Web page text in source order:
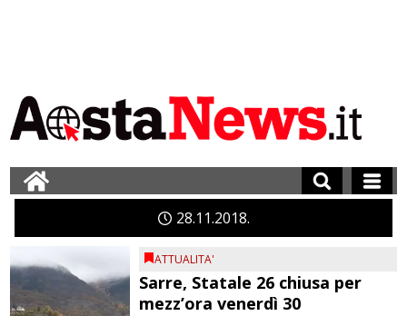
28 11 2018
ATTUALITA'
Sarre, Statale 26 chiusa per
mezz’ora venerdì 30